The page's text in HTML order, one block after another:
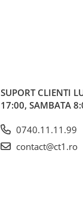
SUPORT CLIENTI
17:00, SAMBATA
0740.11.11.99
contact@ct1.ro